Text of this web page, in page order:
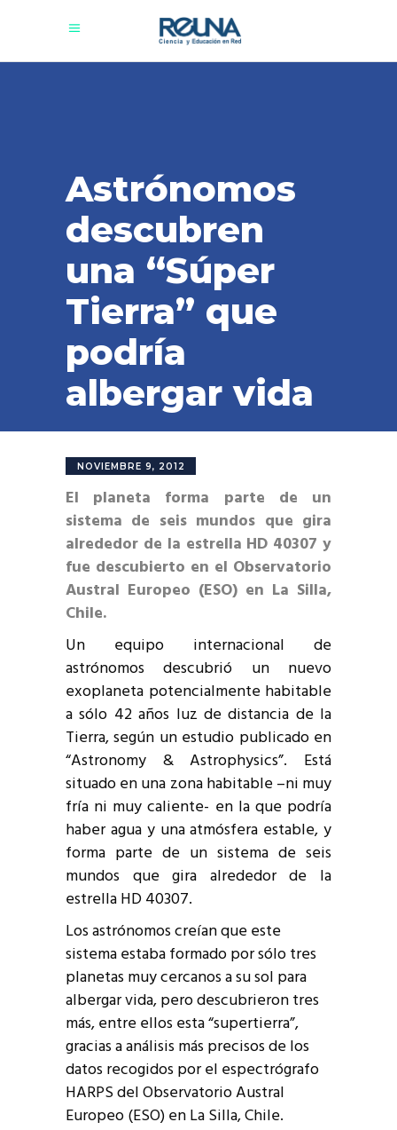
Astrónomos
descubren
una “Súper
Tierra” que
podría
albergar vida
NOVIEMBRE 9, 2012
El planeta forma parte de un
sistema de seis mundos que gira
alrededor de la estrella HD 40307 y
fue descubierto en el Observatorio
Austral Europeo (ESO) en La Silla,
Chile.
Un equipo internacional de
astrónomos descubrió un nuevo
exoplaneta potencialmente habitable
a sólo 42 años luz de distancia de la
Tierra, según un estudio publicado en
“Astronomy & Astrophysics”. Está
situado en una zona habitable –ni muy
fría ni muy caliente- en la que podría
haber agua y una atmósfera estable, y
forma parte de un sistema de seis
mundos que gira alrededor de la
estrella HD 40307.
Los astrónomos creían que este
sistema estaba formado por sólo tres
planetas muy cercanos a su sol para
albergar vida, pero descubrieron tres
más, entre ellos esta “supertierra”,
gracias a análisis más precisos de los
datos recogidos por el espectrógrafo
HARPS del Observatorio Austral
Europeo (ESO) en La Silla, Chile.